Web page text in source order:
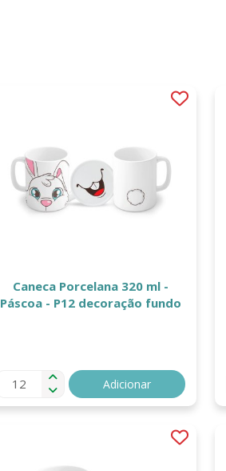
Caneca Porcelana 320 ml -
Páscoa - P12 decoração fundo
Adicionar